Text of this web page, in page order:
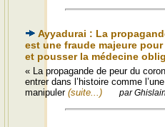
Ayyadurai : La
est une fraude majeure
et pousser la médecine
« La propagande de peur du
entrer dans l’histoire comme
manipuler (suite...) par